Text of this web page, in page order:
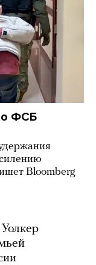
ФСБ
Bloomberg